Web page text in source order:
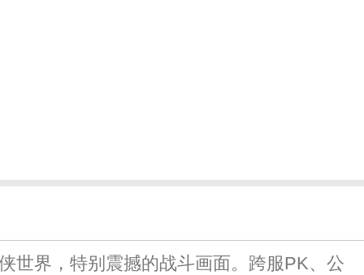
世界，特别震撼的战斗画面。跨服PK、公